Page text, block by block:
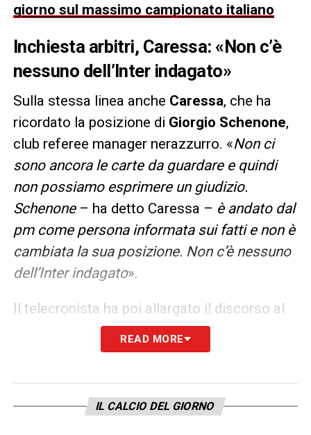
giorno sul massimo campionato italiano
Inchiesta arbitri, Caressa: «Non c’è
nessuno dell’Inter indagato»
Sulla stessa linea anche Caressa, che ha
ricordato la posizione di Giorgio Schenone,
club referee manager nerazzurro. «Non ci
sono ancora le carte da guardare e quindi
non possiamo esprimere un giudizio.
Schenone– ha detto Caressa – è andato dal
pm come persona informata sui fatti e non è
cambiata la sua posizione. Non c’è nessuno
dell’Inter indagato».
Il telecronista ha poi allargato il discorso al
sistema arbitrale: «La confusione
nell’applicazione di regole e protocolli si è
gestionale nel mondo arbitrale che è
emerso. E quello che è emerso è che c’è un
READ MORE
IL CALCIO DEL GIORNO